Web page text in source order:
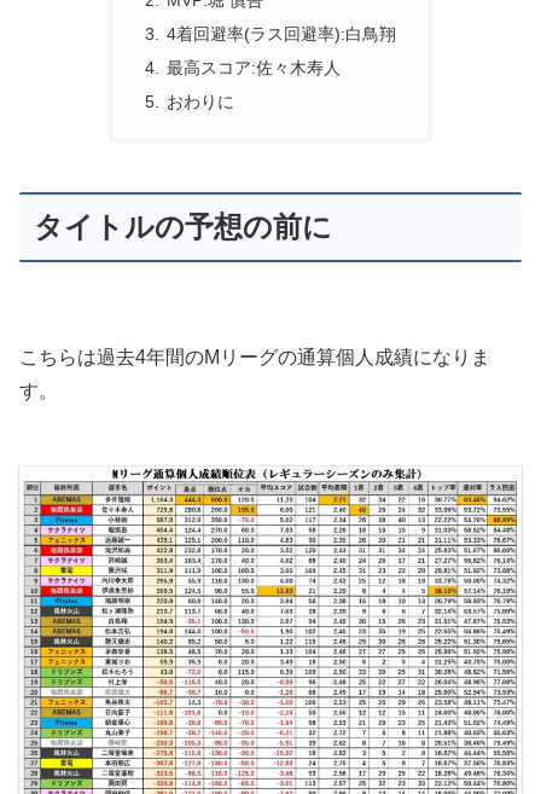
4着回避率(ラス回避率):白鳥翔
最高スコア:佐々木寿人
おわりに
タイトルの予想の前に
こちらは過去4年間のMリーグの通算個人成績になりま
す。